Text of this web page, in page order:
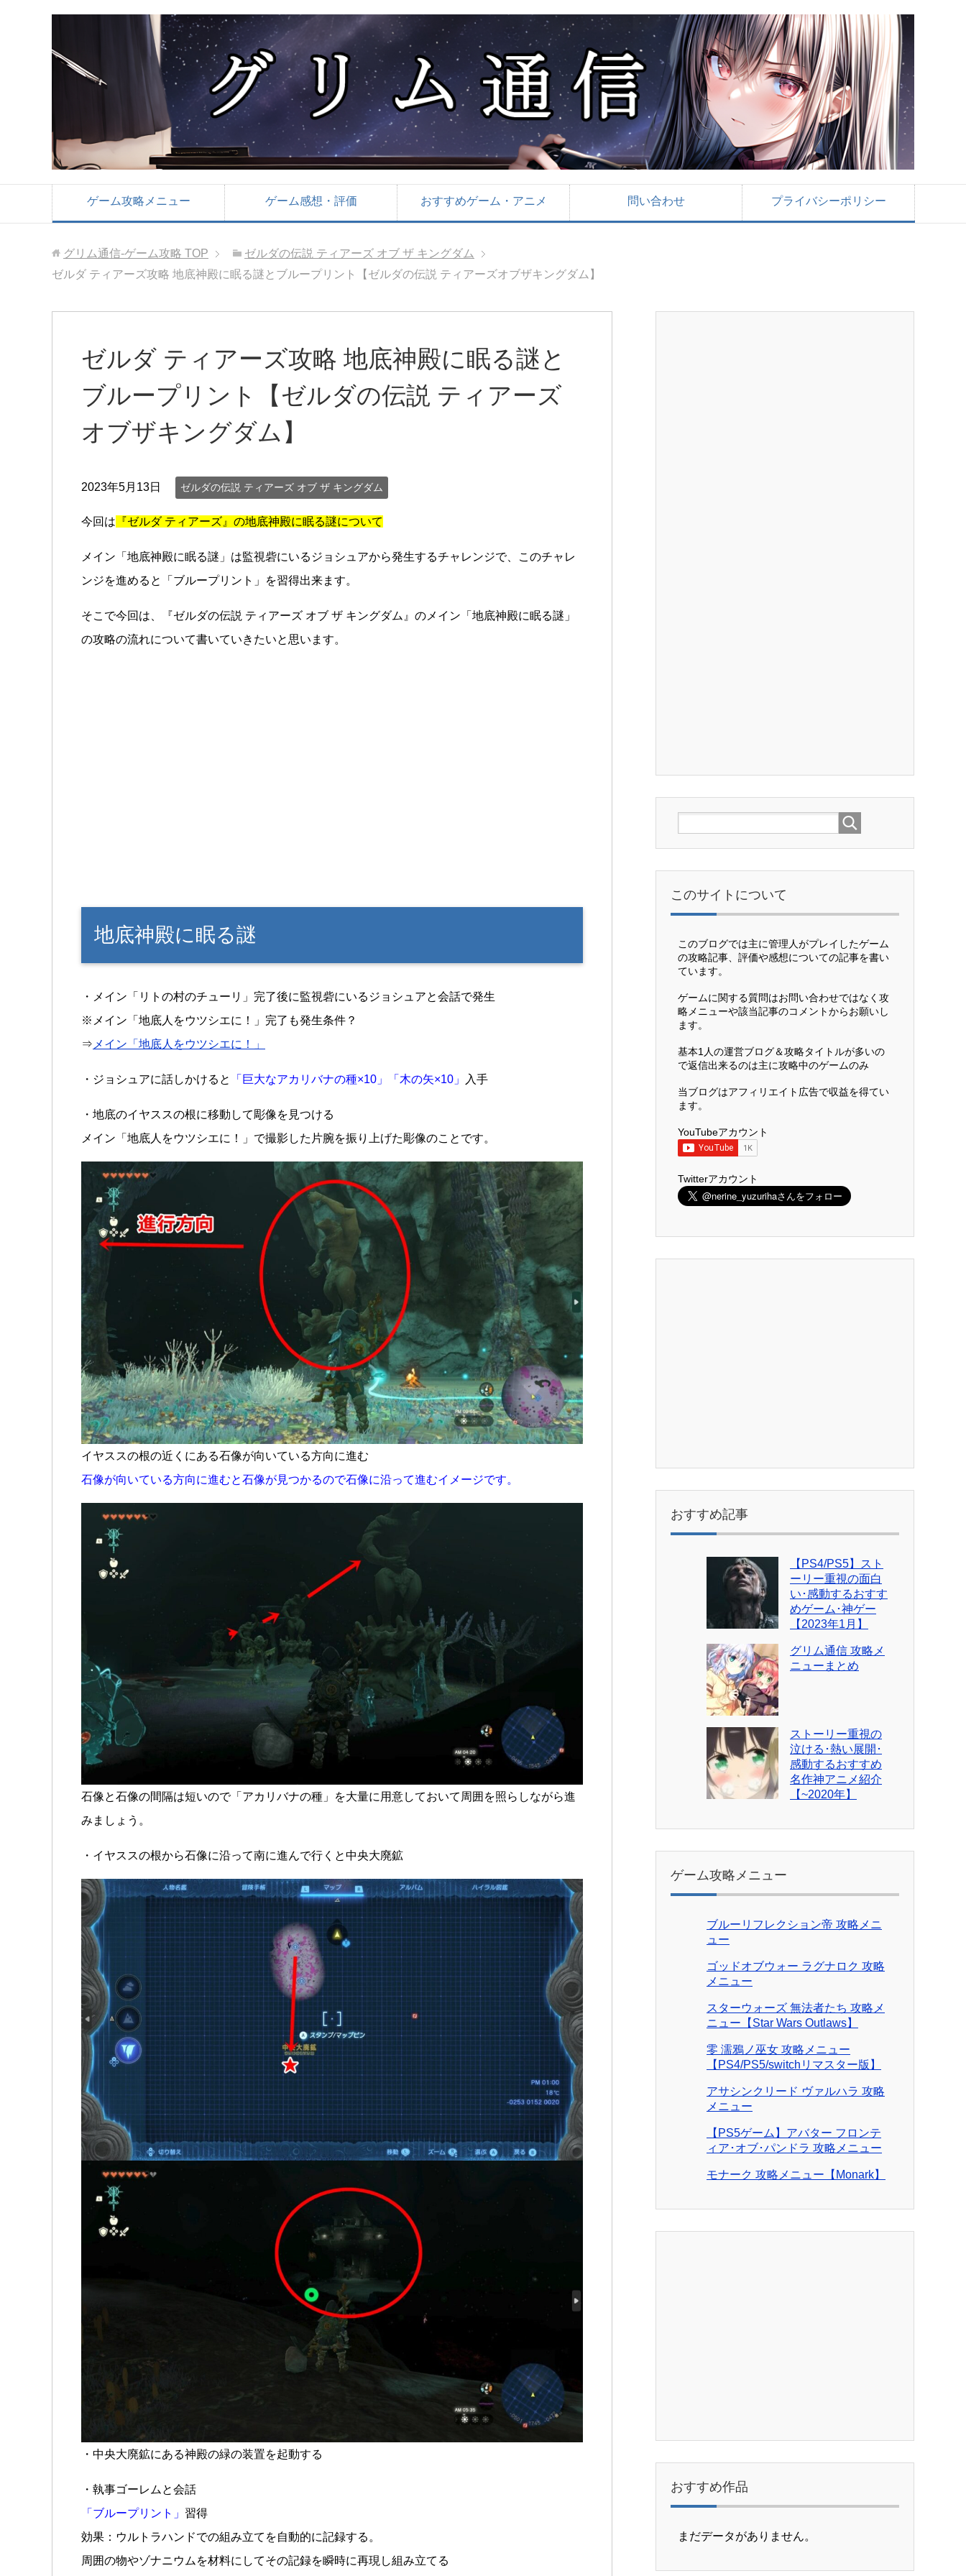
ゲーム攻略メニュー ゲーム感想・評価 おすすめゲーム・アニメ 問い合わせ プライバシーポリシー
グリム通信-ゲーム攻略 TOP
ゼルダの伝説 ティアーズ オブ ザ キングダム
ゼルダ ティアーズ攻略 地底神殿に眠る謎とブループリント【ゼルダの伝説 ティアーズオブザキングダム】
ゼルダ ティアーズ攻略 地底神殿に眠る謎と
ブループリント【ゼルダの伝説 ティアーズ
オブザキングダム】
2023年5月13日 ゼルダの伝説 ティアーズ オブ ザ キングダム
今回は 『ゼルダ ティアーズ』の地底神殿に眠る謎について
メイン「地底神殿に眠る謎」は監視砦にいるジョシュアから発生するチャレンジで、このチャレ
ンジを進めると「ブループリント」を習得出来ます。
そこで今回は、『ゼルダの伝説 ティアーズ オブ ザ キングダム』のメイン「地底神殿に眠る謎」
の攻略の流れについて書いていきたいと思います。
地底神殿に眠る謎
・メイン「リトの村のチューリ」完了後に監視砦にいるジョシュアと会話で発生
※メイン「地底人をウツシエに！」完了も発生条件？
⇒ メイン「地底人をウツシエに！」
・ジョシュアに話しかけると 「巨大なアカリバナの種×10」「木の矢×10」 入手
・地底のイヤススの根に移動して彫像を見つける
メイン「地底人をウツシエに！」で撮影した片腕を振り上げた彫像のことです。
イヤススの根の近くにある石像が向いている方向に進む
石像が向いている方向に進むと石像が見つかるので石像に沿って進むイメージです。
石像と石像の間隔は短いので「アカリバナの種」を大量に用意しておいて周囲を照らしながら進
みましょう。
・イヤススの根から石像に沿って南に進んで行くと中央大廃鉱
・中央大廃鉱にある神殿の緑の装置を起動する
・執事ゴーレムと会話
「ブループリント」 習得
効果：ウルトラハンドでの組み立てを自動的に記録する。
周囲の物やゾナニウムを材料にしてその記録を瞬時に再現し組み立てる
このサイトについて
このブログでは主に管理人がプレイしたゲーム
の攻略記事、評価や感想についての記事を書い
ています。
ゲームに関する質問はお問い合わせではなく攻
略メニューや該当記事のコメントからお願いし
ます。
基本1人の運営ブログ＆攻略タイトルが多いの
で返信出来るのは主に攻略中のゲームのみ
当ブログはアフィリエイト広告で収益を得てい
ます。
YouTubeアカウント
Twitterアカウント
おすすめ記事
【PS4/PS5】スト
ーリー重視の面白
い･感動するおすす
めゲーム･神ゲー
【2023年1月】
グリム通信 攻略メ
ニューまとめ
ストーリー重視の
泣ける･熱い展開･
感動するおすすめ
名作神アニメ紹介
【~2020年】
ゲーム攻略メニュー
ブルーリフレクション帝 攻略メニ
ュー
ゴッドオブウォー ラグナロク 攻略
メニュー
スターウォーズ 無法者たち 攻略メ
ニュー【Star Wars Outlaws】
零 濡鴉ノ巫女 攻略メニュー
【PS4/PS5/switchリマスター版】
アサシンクリード ヴァルハラ 攻略
メニュー
【PS5ゲーム】アバター フロンテ
ィア･オブ･パンドラ 攻略メニュー
モナーク 攻略メニュー【Monark】
おすすめ作品
まだデータがありません。